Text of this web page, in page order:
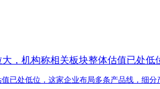
，机构称相关板块整体估值已处
处低位，这家企业布局多条产品线，细分